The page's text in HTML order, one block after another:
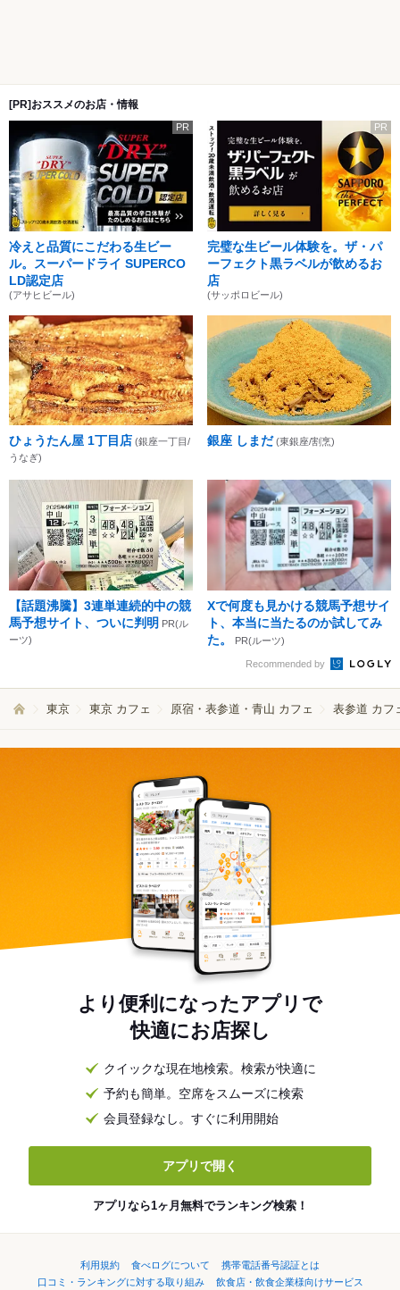
[PR]おススメのお店・情報
PR
冷えと品質にこだわる生ビー
ル。スーパードライ SUPERCO
LD認定店
(アサヒビール)
PR
完璧な生ビール体験を。ザ・パ
ーフェクト黒ラベルが飲めるお
店
(サッポロビール)
ひょうたん屋 1丁目店 (銀座一丁目/
うなぎ)
銀座 しまだ (東銀座/割烹)
【話題沸騰】3連単連続的中の競
馬予想サイト、ついに判明 PR(ル
ーツ)
Xで何度も見かける競馬予想サイ
ト、本当に当たるのか試してみ
た。
PR(ルーツ)
Recommended by
東京 東京 カフェ 原宿・表参道・青山 カフェ 表参道 カフ
より便利になったアプリで
快適にお店探し
クイックな現在地検索。検索が快適に
予約も簡単。空席をスムーズに検索
会員登録なし。すぐに利用開始
アプリで開く
アプリなら1ヶ月無料でランキング検索！
利用規約 食べログについて
携帯電話番号認証とは
口コミ・ランキングに対する取り組み
飲食店・飲食企業様向けサービス